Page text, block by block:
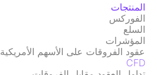
المنتجات
الفوركس
السلع
المؤشرات
عقود الفروقات على الأسهم الأمريكية
CFD